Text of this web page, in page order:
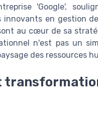
'Google',
innovants en gestion
au cœur de sa
n'est pas un
des ressources